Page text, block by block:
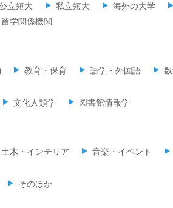
立短大 私立短大 海外の大学
留学関係機関
教育・保育 語学・外国語
文化人類学 図書館情報学
木・インテリア 音楽・イベント
そのほか